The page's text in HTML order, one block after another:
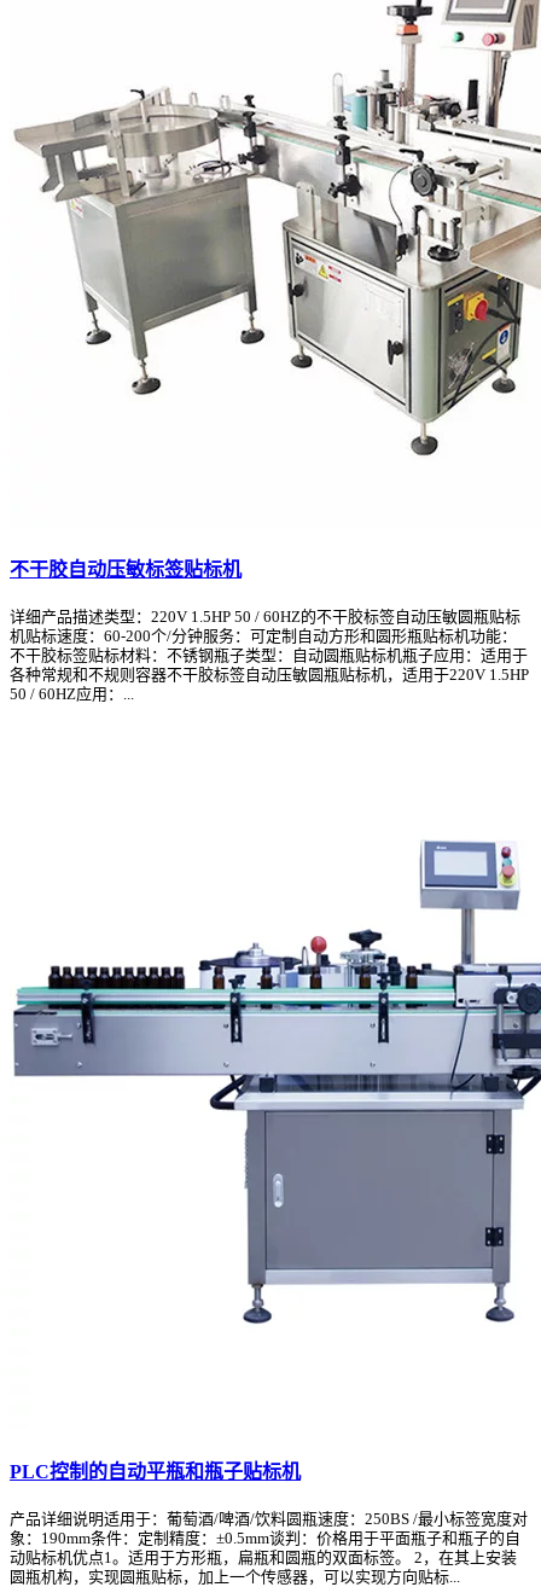
不干胶自动压敏标签贴标机
详细产品描述类型：220V 1.5HP 50 / 60HZ的不干胶标签自动压敏圆瓶贴标
机贴标速度：60-200个/分钟服务：可定制自动方形和圆形瓶贴标机功能：
不干胶标签贴标材料：不锈钢瓶子类型：自动圆瓶贴标机瓶子应用：适用于
各种常规和不规则容器不干胶标签自动压敏圆瓶贴标机，适用于220V 1.5HP
50 / 60HZ应用：...
PLC控制的自动平瓶和瓶子贴标机
产品详细说明适用于：葡萄酒/啤酒/饮料圆瓶速度：250BS /最小标签宽度对
象：190mm条件：定制精度：±0.5mm谈判：价格用于平面瓶子和瓶子的自
动贴标机优点1。适用于方形瓶，扁瓶和圆瓶的双面标签。 2，在其上安装
圆瓶机构，实现圆瓶贴标，加上一个传感器，可以实现方向贴标...